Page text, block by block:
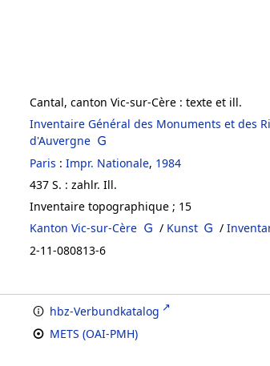
Cantal, canton Vic-sur-Cère : texte et ill.
Inventaire Général des Monuments et des
d'Auvergne
Paris : Impr. Nationale, 1984
437 S. : zahlr. Ill.
Inventaire topographique ; 15
Kanton Vic-sur-Cère / Kunst /
2-11-080813-6
hbz-Verbundkatalog
METS (OAI-PMH)